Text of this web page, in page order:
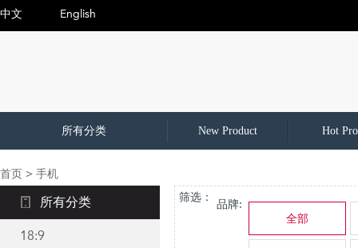
中文 English
所有分类 New Product Hot
首页 > 手机
所有分类
18:9
筛选：
品牌:
全部